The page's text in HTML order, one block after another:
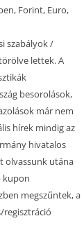
Forint, Euro,
szabályok /
lettek. A
besorolások,
már nem
hírek mindig az
hivatalos
olvassunk utána
kupon
megszűntek, a
regisztráció